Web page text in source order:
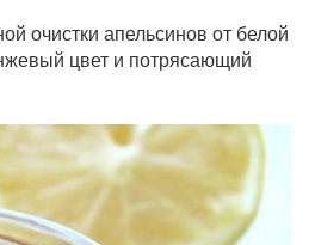
очистки апельсинов от белой
цвет и потрясающий